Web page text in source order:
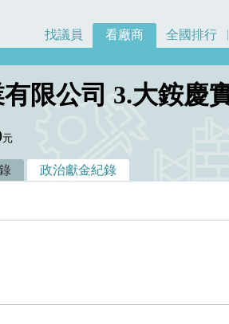
找議員 看廠商 全國排行
限公司 3.大銨慶
元
政治獻金紀錄